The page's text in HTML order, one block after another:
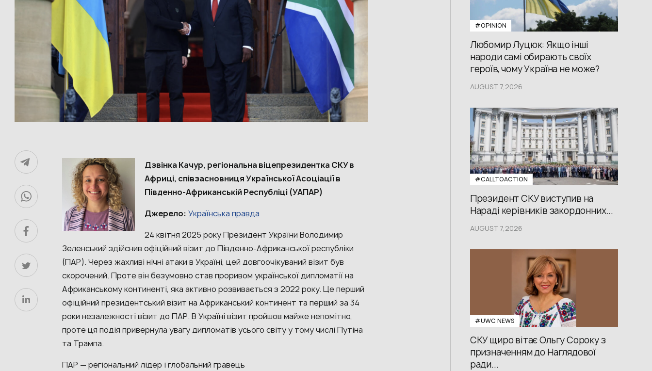
Дзвінка Качур, регіональна віцепрезидентка СКУ в
Африці, співзасновниця Української Асоціації в
Південно-Африканській Республіці (УАПАР)
Джерело: Українська правда
24 квітня 2025 року Президент України Володимир
Зеленський здійснив офіційний візит до Південно-Африканської республіки
(ПАР). Через жахливі нічні атаки в Україні, цей довгоочікуваний візит був
скорочений. Проте він безумовно став проривом української дипломатії на
Африканському континенті, яка активно розвивається з 2022 року. Це перший
офіційний президентський візит на Африканський континент та перший за 34
роки незалежності візит до ПАР. В Україні візит пройшов майже непомітно,
проте ця подія привернула увагу дипломатів усього світу у тому числі Путіна
та Трампа.
ПАР — регіональний лідер і глобальний гравець
#OPINION
Любомир Луцюк: Якщо інші
народи самі обирають своїх
героїв, чому Україна не може?
AUGUST 7,2026
#CALLTOACTION
Президент СКУ виступив на
Нараді керівників закордонних...
AUGUST 7,2026
#UWС NEWS
СКУ щиро вітає Ольгу Сороку з
призначенням до Наглядової
ради...